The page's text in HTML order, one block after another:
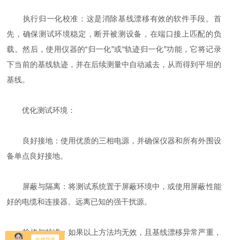
执行归一化校准：这是消除基线漂移有效的软件手段。首
先，确保测试环境稳定，断开被测设备，在端口接上匹配的负
载。然后，使用仪器的“归一化”或“轨迹归一化”功能，它将记录
下当前的基线轨迹，并在后续测量中自动减去，从而得到平坦的
基线。
优化测试环境：
良好接地：使用优质的三相电源，并确保仪器和所有外围设
备单点良好接地。
屏蔽与隔离：将测试系统置于屏蔽环境中，或使用屏蔽性能
好的电缆和连接器。远离已知的强干扰源。
检修与校准：如果以上方法均无效，且基线漂移异常严重，